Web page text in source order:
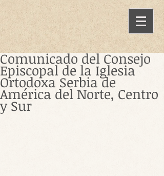
Comunicado del Consejo
Episcopal de la Iglesia
Ortodoxa Serbia de
América del Norte, Centro
y Sur